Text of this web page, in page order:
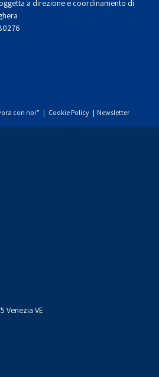
a direzione e coordinamento di
con noi” | Cookie Policy | Newsletter
Venezia VE